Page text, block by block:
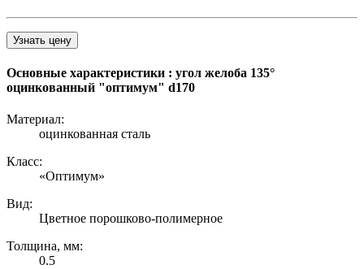
Узнать цену
Основные характеристики : угол желоба 135°
оцинкованный "оптимум" d170
Материал:
оцинкованная сталь
Класс:
«Оптимум»
Вид:
Цветное порошково-полимерное
Толщина, мм:
0.5